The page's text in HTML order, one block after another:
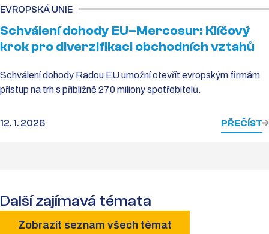
EVROPSKÁ UNIE
Schválení dohody EU–Mercosur: Klíčový
krok pro diverzifikaci obchodních vztahů
Schválení dohody Radou EU umožní otevřít evropským firmám
přístup na trh s přibližně 270 miliony spotřebitelů.
12. 1. 2026 PŘEČÍST
Další zajímavá témata
Zobrazit seznam všech témat